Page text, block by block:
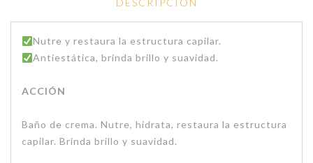
DESCRIPCIÓN
Nutre y restaura la estructura capilar.
Antiestática, brinda brillo y suavidad.
ACCIÓN
Baño de crema. Nutre, hidrata, restaura la estructura
capilar. Brinda brillo y suavidad.